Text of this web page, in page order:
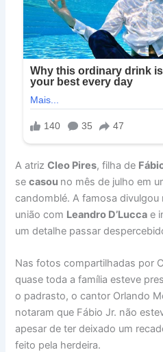
A atrizCleo Pires, filha de
secasou no mês de julho em
candomblé. A famosa
união com Leandro D’Lucca e
um detalhe passar
Nas fotos compartilhadas por
quase toda a família esteve
o padrasto, o cantor Orlando
notaram que Fábio Jr. não
apesar de ter deixado um
feito pela herdeira.